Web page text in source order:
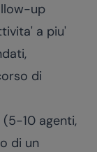
up
a piu'
di
(5-10 agenti,
di un